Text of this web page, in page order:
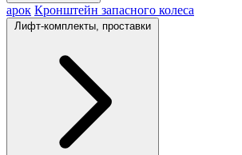
арок Кронштейн запасного колеса
Лифт-комплекты, проставки